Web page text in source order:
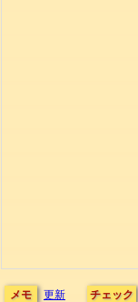
メモ 更新 チェック